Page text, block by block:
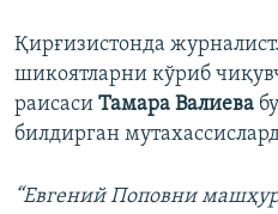
Қирғизистонда
шикоятларни кўриб
раисаси Тамара Валиева
билдирган
“Евгений Поповни